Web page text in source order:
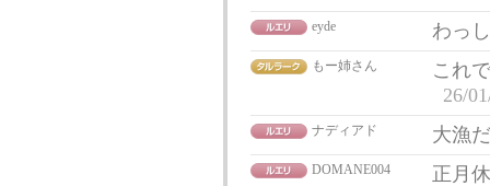
eyde わっ
もー姉さん
これ
26/
ナディアド 大漁
DOMANE004
正月